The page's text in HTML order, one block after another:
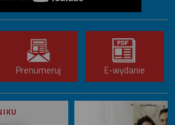
Prenumeruj E-wydanie